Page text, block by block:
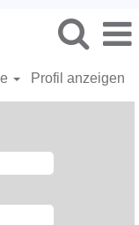
Profil anzeigen